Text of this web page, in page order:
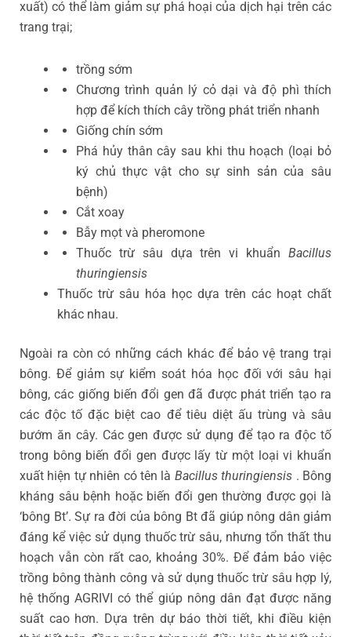
xuất) có thể làm giảm sự phá hoại của dịch hại trên các
trang trại;
trồng sớm
Chương trình quản lý cỏ dại và độ phì thích
hợp để kích thích cây trồng phát triển nhanh
Giống chín sớm
Phá hủy thân cây sau khi thu hoạch (loại bỏ
ký chủ thực vật cho sự sinh sản của sâu
bệnh)
Cắt xoay
Bẫy mọt và pheromone
Thuốc trừ sâu dựa trên vi khuẩn Bacillus
thuringiensis
Thuốc trừ sâu hóa học dựa trên các hoạt chất
khác nhau.
Ngoài ra còn có những cách khác để bảo vệ trang trại
bông. Để giảm sự kiểm soát hóa học đối với sâu hại
bông, các giống biến đổi gen đã được phát triển tạo ra
các độc tố đặc biệt cao để tiêu diệt ấu trùng và sâu
bướm ăn cây. Các gen được sử dụng để tạo ra độc tố
trong bông biến đổi gen được lấy từ một loại vi khuẩn
xuất hiện tự nhiên có tên là Bacillus thuringiensis . Bông
kháng sâu bệnh hoặc biến đổi gen thường được gọi là
‘bông Bt’. Sự ra đời của bông Bt đã giúp nông dân giảm
đáng kể việc sử dụng thuốc trừ sâu, nhưng tổn thất thu
hoạch vẫn còn rất cao, khoảng 30%. Để đảm bảo việc
trồng bông thành công và sử dụng thuốc trừ sâu hợp lý,
hệ thống AGRIVI có thể giúp nông dân đạt được năng
suất cao hơn. Dựa trên dự báo thời tiết, khi điều kiện